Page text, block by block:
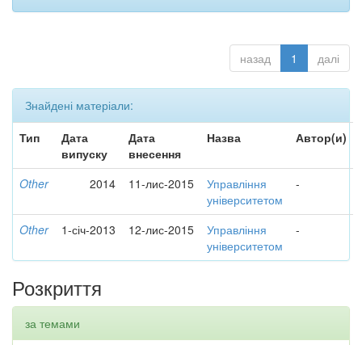
назад 1 далі
Знайдені матеріали:
Тип
Дата
випуску
Дата
внесення
Назва Автор(и)
Other 2014 11-лис-2015
Управління
університетом
-
Other 1-січ-2013 12-лис-2015
Управління
університетом
-
Розкриття
за темами